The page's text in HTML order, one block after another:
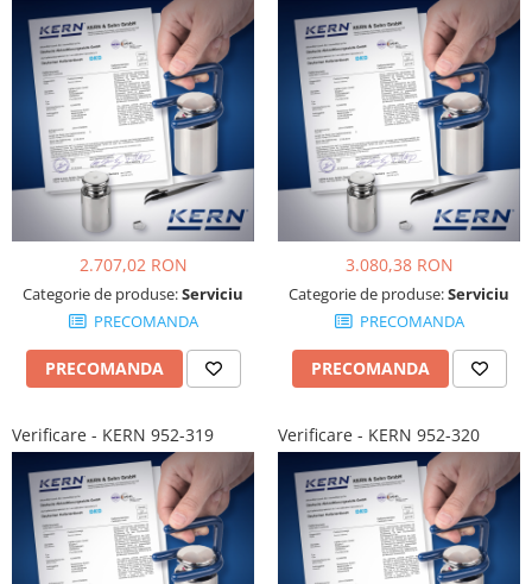
2.707,02 RON
Categorie de produse:Serviciu
PRECOMANDA
PRECOMANDA
3.080,38 RON
Categorie de produse:Serviciu
PRECOMANDA
PRECOMANDA
Verificare - KERN 952-319 Verificare - KERN 952-320